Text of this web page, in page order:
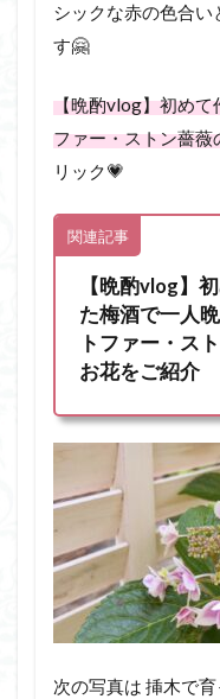
シックな赤の色合
す🤗
【晩酌vlog】初めて
ファー・ストン薔薇
リック💗
関連記事
【晩酌vlog】
た梅酒で一人
トファー・ス
お花をご紹介
次の写真は 挿木で